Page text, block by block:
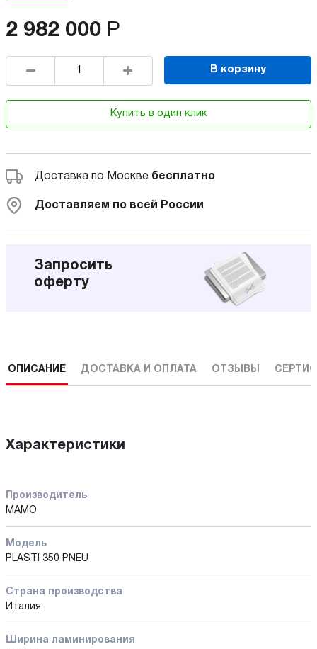
2 982 000 Р
В корзину
Купить в один клик
Доставка по Москве бесплатно
Доставляем по всей России
Запросить
оферту
ОПИСАНИЕ ДОСТАВКА И ОПЛАТА ОТЗЫВЫ
Характеристики
Производитель
MAMO
Модель
PLASTI 350 PNEU
Страна производства
Италия
Ширина ламинирования